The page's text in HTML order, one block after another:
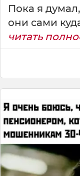
Пока я
они сами
читать